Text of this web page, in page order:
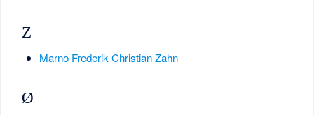
Z
Marno Frederik Christian Zahn
Ø